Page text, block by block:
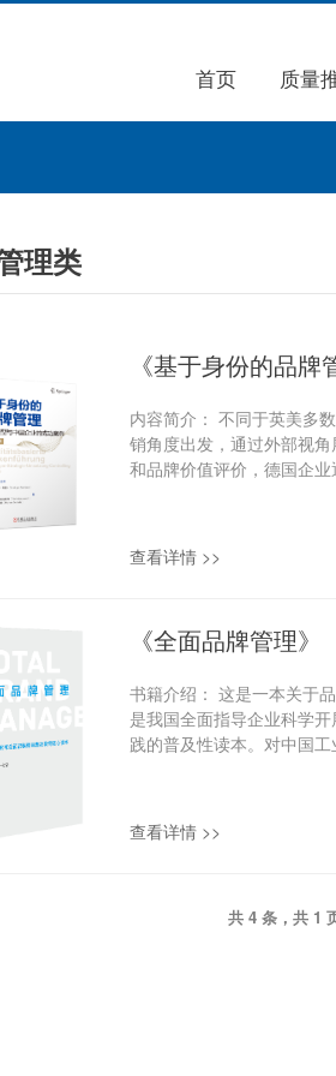
首页 质量
理类
《基于身份的品牌
内容简介： 不同于英美多
销角度出发，通过外部视
和品牌价值评价，德国企
的实践由克里斯托弗·布曼
展，逐渐形成了以“身份”为
践案例，旨在为读者提供理
机械工业出版社 定价：
书号：ISBN：978-7-111-
话：010-66079133；
查看详情 >>
《全面品牌管理》
书籍介绍： 这是一本关于品
是我国全面指导企业科学
践的普及性读本。对中国
范本。 编著：中国质量协
青年出版社 定价：58元 国
查看详情 >>
共 4 条，共 1